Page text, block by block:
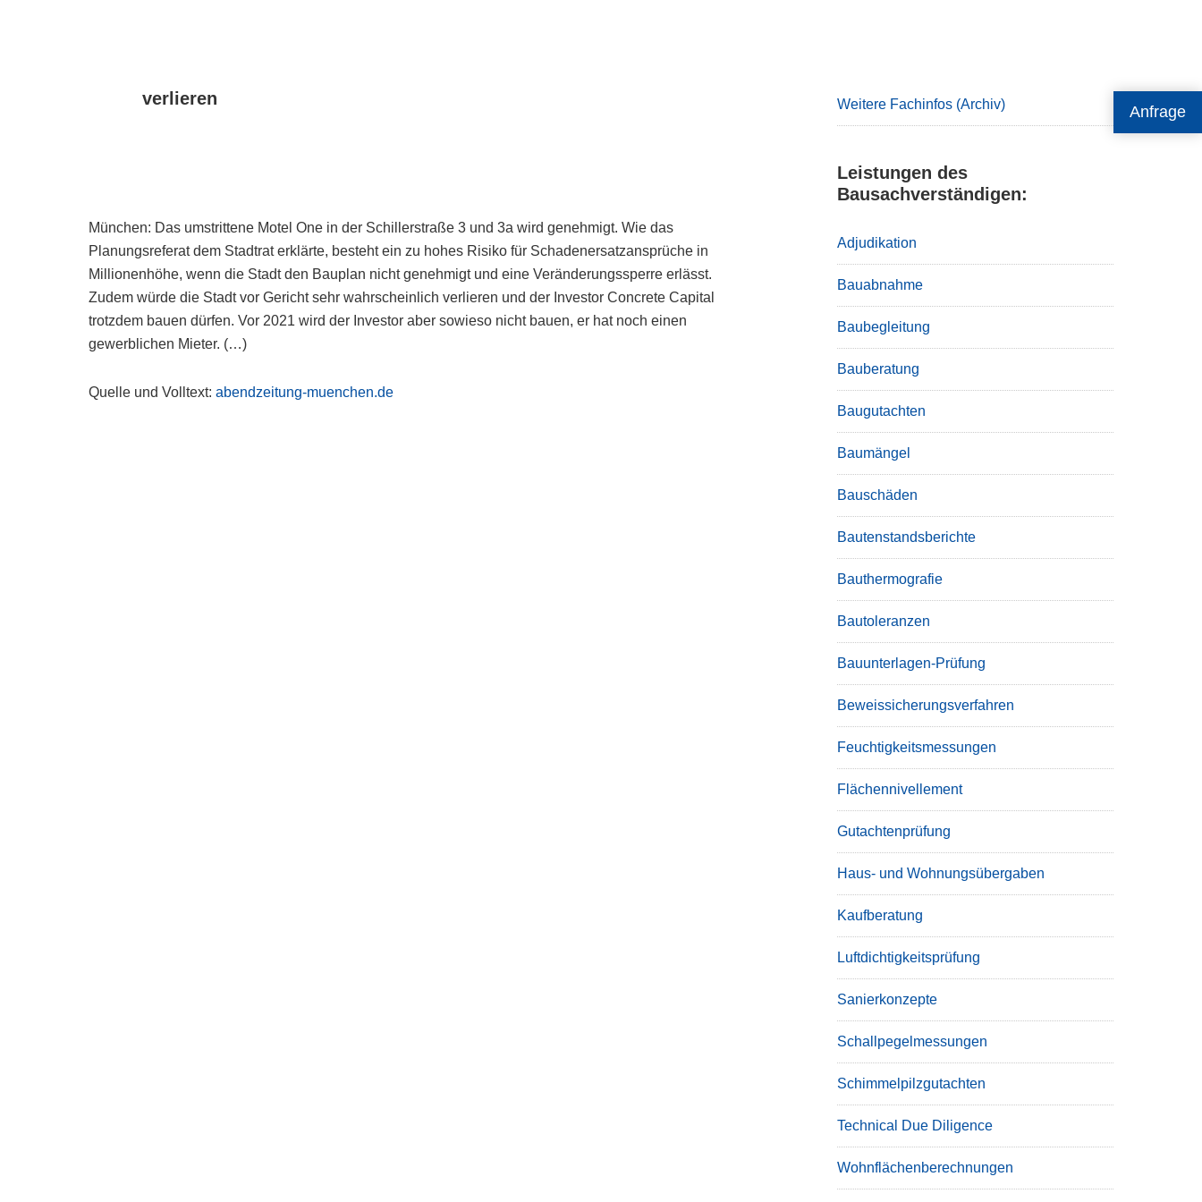
Anfrage
verlieren
München: Das umstrittene Motel One in der Schillerstraße 3 und 3a wird genehmigt. Wie das
Planungsreferat dem Stadtrat erklärte, besteht ein zu hohes Risiko für Schadenersatzansprüche in
Millionenhöhe, wenn die Stadt den Bauplan nicht genehmigt und eine Veränderungssperre erlässt.
Zudem würde die Stadt vor Gericht sehr wahrscheinlich verlieren und der Investor Concrete Capital
trotzdem bauen dürfen. Vor 2021 wird der Investor aber sowieso nicht bauen, er hat noch einen
gewerblichen Mieter. (…)
Quelle und Volltext: abendzeitung-muenchen.de
Weitere Fachinfos (Archiv)
Leistungen des
Bausachverständigen:
Adjudikation
Bauabnahme
Baubegleitung
Bauberatung
Baugutachten
Baumängel
Bauschäden
Bautenstandsberichte
Bauthermografie
Bautoleranzen
Bauunterlagen-Prüfung
Beweissicherungsverfahren
Feuchtigkeitsmessungen
Flächennivellement
Gutachtenprüfung
Haus- und Wohnungsübergaben
Kaufberatung
Luftdichtigkeitsprüfung
Sanierkonzepte
Schallpegelmessungen
Schimmelpilzgutachten
Technical Due Diligence
Wohnflächenberechnungen